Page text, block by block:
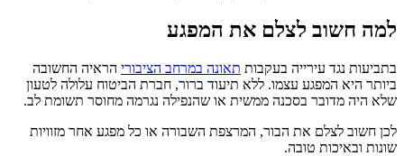
למה חשוב לצלם את המפגע
בתביעות נגד עירייה בעקבות תאונה במרחב הציבורי הראיה החשובה
ביותר היא המפגע עצמו. ללא תיעוד ברור, חברת הביטוח עלולה לטעון
שלא היה מדובר בסכנה ממשית או שהנפילה נגרמה מחוסר תשומת לב.
לכן חשוב לצלם את הבור, המרצפת השבורה או כל מפגע אחר מזוויות
שונות ובאיכות טובה.